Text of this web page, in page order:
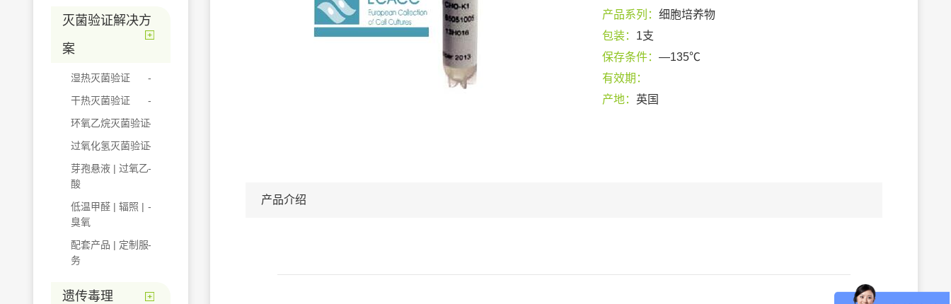
灭菌验证解决方
案
湿热灭菌验证
干热灭菌验证
环氧乙烷灭菌验证
过氧化氢灭菌验证
芽孢悬液 | 过氧乙
酸
低温甲醛 | 辐照 |
臭氧
配套产品 | 定制服
务
遗传毒理
产品系列： 细胞培养物
包装： 1支
保存条件： —135℃
有效期：
产地： 英国
产品介绍